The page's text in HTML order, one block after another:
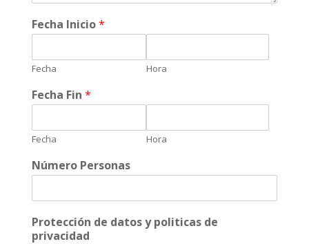
Fecha Inicio*
Fecha Hora
Fecha Fin *
Fecha Hora
Número Personas
Protección de datos y politicas de
privacidad